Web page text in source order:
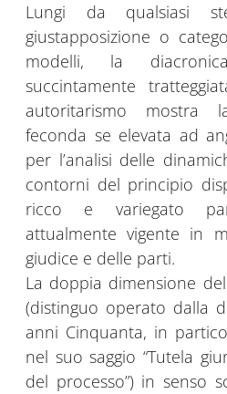
Lungi da qualsiasi
giustapposizione o
modelli, la
succintamente
autoritarismo mostra
feconda se elevata ad
per l’analisi delle
contorni del principio
ricco e variegato
attualmente vigente in
giudice e delle parti.
La doppia dimensione
(distinguo operato dalla
anni Cinquanta, in
nel suo saggio “Tutela
del processo”) in senso